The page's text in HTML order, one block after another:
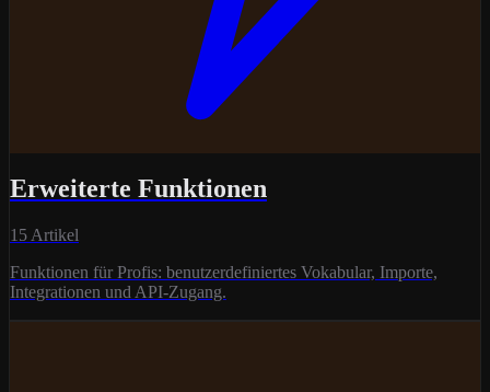
Erweiterte Funktionen
15 Artikel
Funktionen für Profis: benutzerdefiniertes Vokabular, Importe,
Integrationen und API-Zugang.